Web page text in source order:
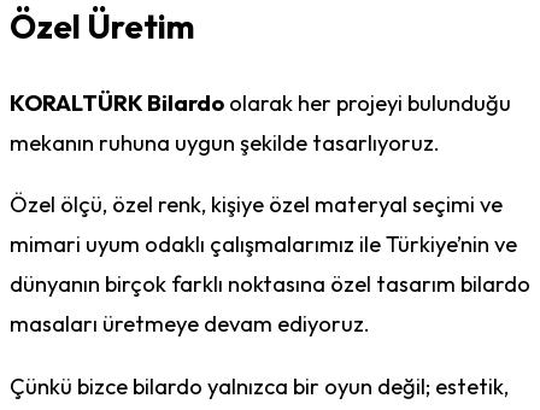
Özel Üretim
KORALTÜRK Bilardo olarak her projeyi bulunduğu
mekanın ruhuna uygun şekilde tasarlıyoruz.
Özel ölçü, özel renk, kişiye özel materyal seçimi ve
mimari uyum odaklı çalışmalarımız ile Türkiye’nin ve
dünyanın birçok farklı noktasına özel tasarım bilardo
masaları üretmeye devam ediyoruz.
Çünkü bizce bilardo yalnızca bir oyun değil; estetik,